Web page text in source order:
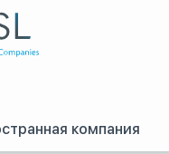
компания
право.